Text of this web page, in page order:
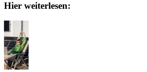
Hier weiterlesen: